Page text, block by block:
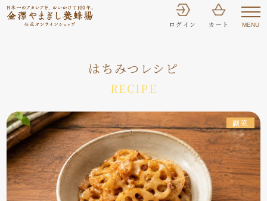
ログイン カート MENU
はちみつレシピ
RECIPE
副菜